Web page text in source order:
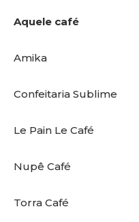
Aquele café
Amika
Confeitaria Sublime
Le Pain Le Café
Nupê Café
Torra Café